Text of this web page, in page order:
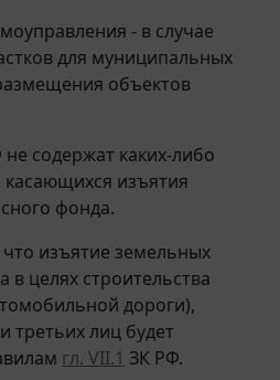
- в случае
для муниципальных
объектов
содержат каких-либо
изъятия
фонда.
изъятие земельных
в целях строительства
дороги),
лиц будет
гл. VII.1 ЗК РФ.